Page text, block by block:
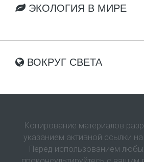
ЭКОЛОГИЯ В МИРЕ
ВОКРУГ СВЕТА
Копирование материалов
указанием активной ссылки
Перед использованием